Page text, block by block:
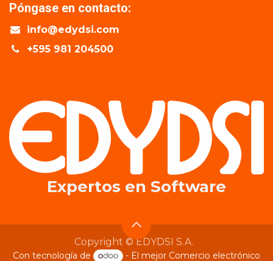
Póngase en contacto:
info@edydsi.com
+595 981 204500
Expertos en​ Software
Copyright © EDYDSI S.A.
Con tecnología de - El mejor Comercio electrónico